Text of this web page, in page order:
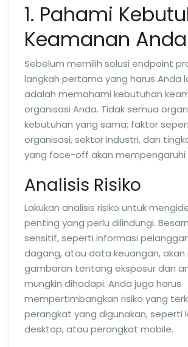
1. Pahami
Keamanan Anda
Sebelum memilih solusi endpoint
langkah pertama yang harus Anda
adalah memahami kebutuhan
organisasi Anda. Tidak semua
kebutuhan yang sama; faktor
organisasi, sektor industri, dan
yang face-off akan mempengaruhi
Analisis Risiko
Lakukan analisis risiko untuk
penting yang perlu dilindungi.
sensitif, seperti informasi
dagang, atau data keuangan, akan
gambaran tentang eksposur dan
mungkin dihadapi. Anda juga harus
mempertimbangkan risiko yang
perangkat yang digunakan, seperti
desktop, atau perangkat mobile.